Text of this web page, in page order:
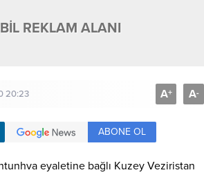
REKLAM ALANI
20:23 A+ A-
ABONE OL
eyaletine bağlı Kuzey Veziristan